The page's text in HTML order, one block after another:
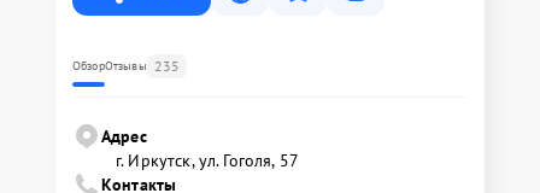
ОбзорОтзывы 235
Адрес
г. Иркутск, ул. ​Гоголя, 57
Контакты